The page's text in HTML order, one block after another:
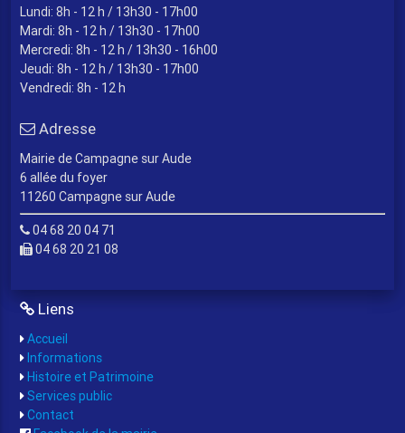
Lundi: 8h - 12 h / 13h30 - 17h00
Mardi: 8h - 12 h / 13h30 - 17h00
Mercredi: 8h - 12 h / 13h30 - 16h00
Jeudi: 8h - 12 h / 13h30 - 17h00
Vendredi: 8h - 12 h
Adresse
Mairie de Campagne sur Aude
6 allée du foyer
11260 Campagne sur Aude
04 68 20 04 71
04 68 20 21 08
Liens
Accueil
Informations
Histoire et Patrimoine
Services public
Contact